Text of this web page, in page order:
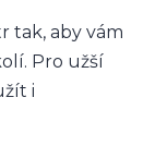
tak, aby vám
Pro užší
i